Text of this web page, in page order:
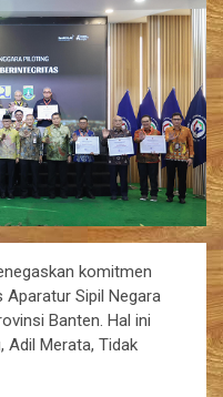
komitmen
Sipil Negara
Banten. Hal ini
Adil Merata, Tidak